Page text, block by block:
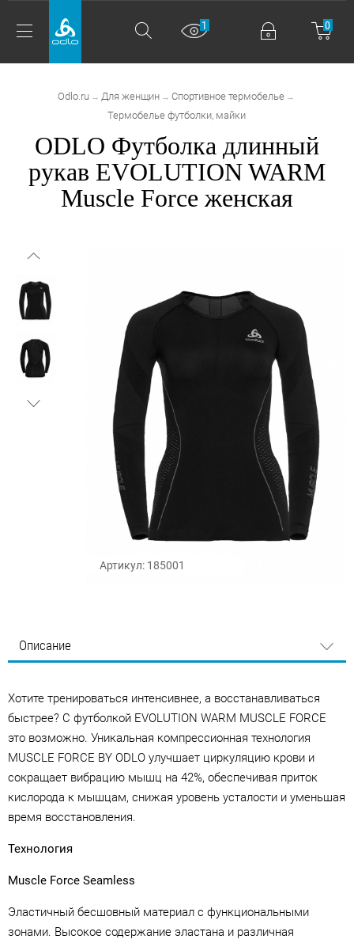
0
1
Odlo.ru → Для женщин → Спортивное термобелье →
Термобелье футболки, майки
ODLO Футболка длинный
рукав EVOLUTION WARM
Muscle Force женская
Артикул: 185001
Описание
Хотите тренироваться интенсивнее, а восстанавливаться
быстрее? С футболкой EVOLUTION WARM MUSCLE FORCE
это возможно. Уникальная компрессионная технология
MUSCLE FORCE BY ODLO улучшает циркуляцию крови и
сокращает вибрацию мышц на 42%, обеспечивая приток
кислорода к мышцам, снижая уровень усталости и уменьшая
время восстановления.
Технология
Muscle Force Seamless
Эластичный бесшовный материал с функциональными
зонами. Высокое содержание эластана и различная